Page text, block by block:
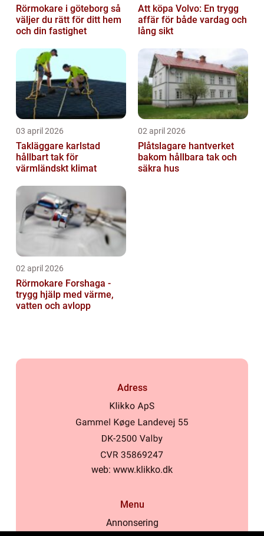
Rörmokare i göteborg så
väljer du rätt för ditt hem
och din fastighet
Att köpa Volvo: En trygg
affär för både vardag och
lång sikt
03 april 2026
Takläggare karlstad
hållbart tak för
värmländskt klimat
02 april 2026
Plåtslagare hantverket
bakom hållbara tak och
säkra hus
02 april 2026
Rörmokare Forshaga -
trygg hjälp med värme,
vatten och avlopp
Adress
web: www.klikko.dk
Menu
Annonsering